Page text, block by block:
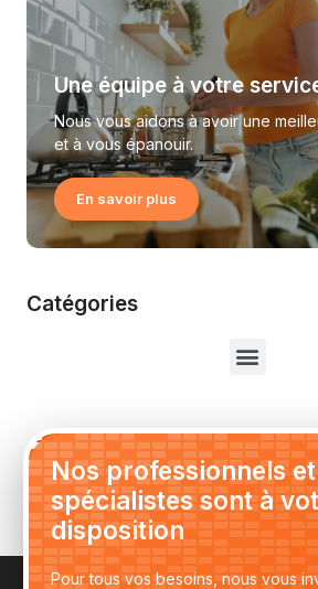
Une équipe à votre
Nous vous aidons à avoir une
et à vous épanouir.
En savoir plus
Catégories
Nos professionnels
spécialistes sont à
disposition
Pour tous vos besoins, nous vous